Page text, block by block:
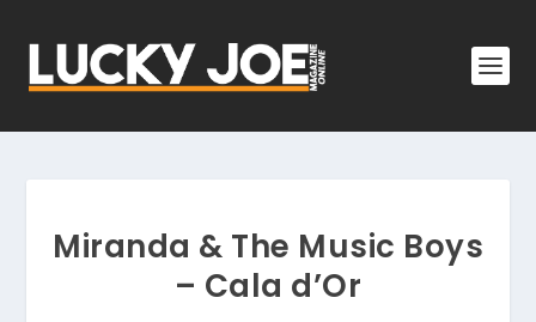
Miranda & The Music Boys
– Cala d’Or